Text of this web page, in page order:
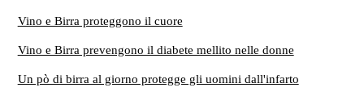
Vino e Birra proteggono il cuore
Vino e Birra prevengono il diabete mellito nelle donne
Un pò di birra al giorno protegge gli uomini dall'infarto